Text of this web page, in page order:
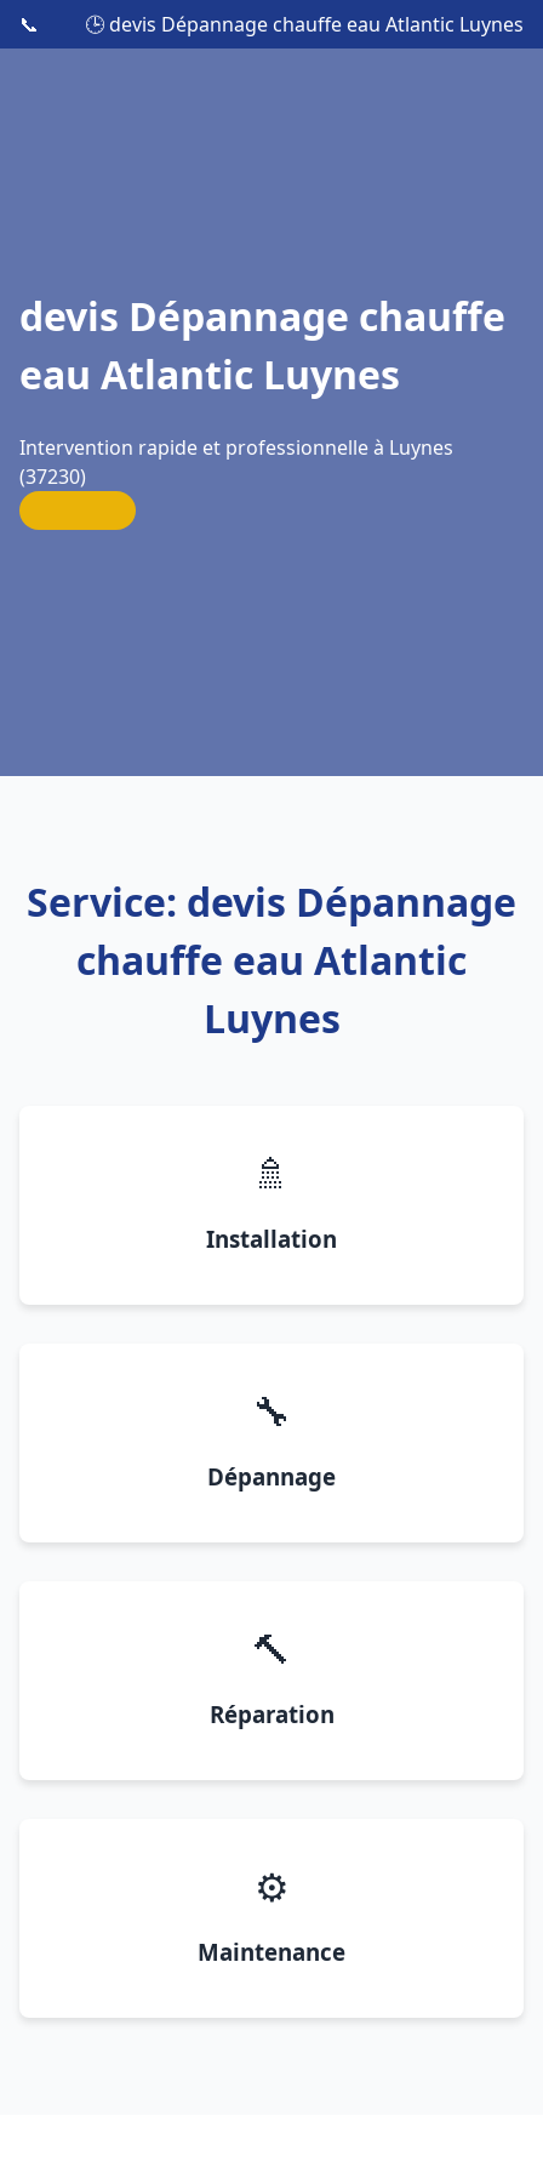
📞 🕒 devis Dépannage chauffe eau Atlantic Luynes
devis Dépannage chauffe
eau Atlantic Luynes
Intervention rapide et professionnelle à Luynes
(37230)
Service: devis Dépannage
chauffe eau Atlantic
Luynes
🚿
Installation
🔧
Dépannage
🔨
Réparation
⚙️
Maintenance